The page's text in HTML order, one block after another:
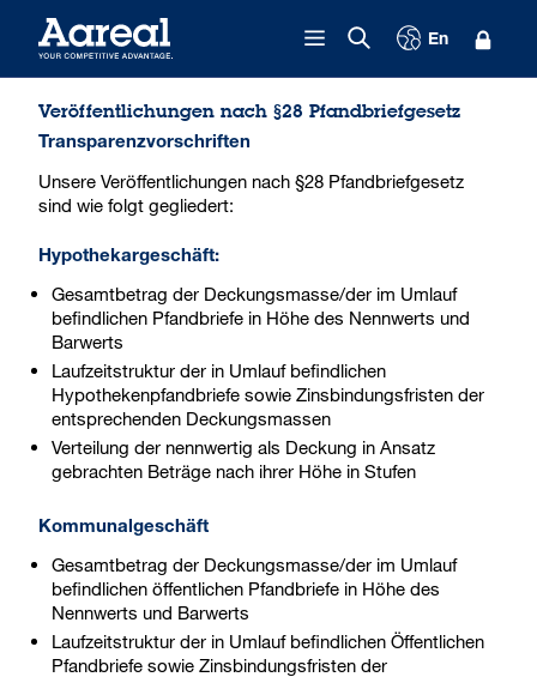
En
Veröffentlichungen nach §28 Pfandbriefgesetz
Transparenzvorschriften
Unsere Veröffentlichungen nach §28 Pfandbriefgesetz
sind wie folgt gegliedert:
Hypothekargeschäft:
Gesamtbetrag der Deckungsmasse/der im Umlauf
befindlichen Pfandbriefe in Höhe des Nennwerts und
Barwerts
Laufzeitstruktur der in Umlauf befindlichen
Hypothekenpfandbriefe sowie Zinsbindungsfristen der
entsprechenden Deckungsmassen
Verteilung der nennwertig als Deckung in Ansatz
gebrachten Beträge nach ihrer Höhe in Stufen
Kommunalgeschäft
Gesamtbetrag der Deckungsmasse/der im Umlauf
befindlichen öffentlichen Pfandbriefe in Höhe des
Nennwerts und Barwerts
Laufzeitstruktur der in Umlauf befindlichen Öffentlichen
Pfandbriefe sowie Zinsbindungsfristen der